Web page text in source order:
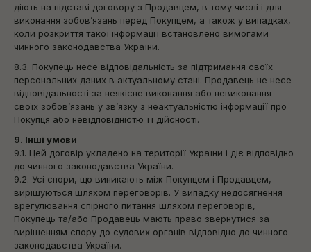
діють на підставі договору з Продавцем, в тому числі і для
виконання зобов’язань перед Покупцем, а також у випадках,
коли розкриття такої інформації встановлено вимогами
чинного законодавства України.
8.3. Покупець несе відповідальність за підтримання своїх
персональних даних в актуальному стані. Продавець не несе
відповідальності за неякісне виконання або невиконання
своїх зобов’язань у зв’язку з неактуальністю інформації про
Покупця або невідповідністю її дійсності.
9. Інші умови
9.1. Цей договір укладено на території України і діє відповідно
до чинного законодавства України.
9.2. Усі спори, що виникають між Покупцем і Продавцем,
вирішуються шляхом переговорів. У випадку недосягнення
врегулювання спірного питання шляхом переговорів,
Покупець та/або Продавець мають право звернутися за
вирішенням спору до судових органів відповідно до чинного
законодавства України.